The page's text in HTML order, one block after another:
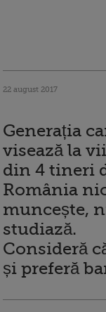
22 august 2017
Generația
visează la
din 4 tineri
România
muncește,
studiază.
Consideră
și preferă